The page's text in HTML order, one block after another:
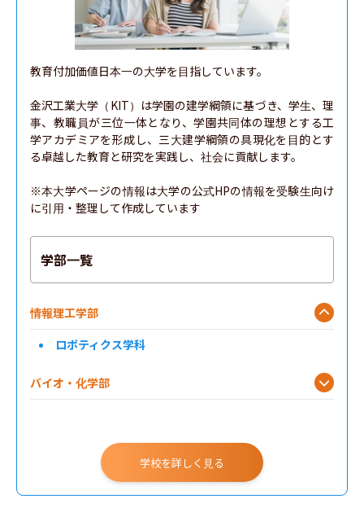
教育付加価値日本一の大学を目指しています。
金沢工業大学（KIT）は学園の建学綱領に基づき、学生、理
事、教職員が三位一体となり、学園共同体の理想とする工
学アカデミアを形成し、三大建学綱領の具現化を目的とす
る卓越した教育と研究を実践し、社会に貢献します。
※本大学ページの情報は大学の公式HPの情報を受験生向け
に引用・整理して作成しています
学部一覧
情報理工学部
ロボティクス学科
バイオ・化学部
学校を詳しく見る